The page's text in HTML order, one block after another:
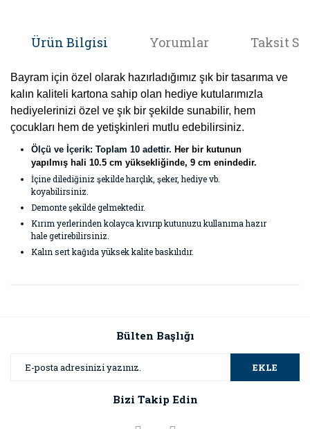
Ürün Bilgisi Yorumlar Taksit
Bayram için özel olarak hazırladığımız şık bir tasarıma ve
kalın kaliteli kartona sahip olan hediye kutularımızla
hediyelerinizi özel ve şık bir şekilde sunabilir, hem
çocukları hem de yetişkinleri mutlu edebilirsiniz.
Ölçü ve İçerik: Toplam 10 adettir. Her bir kutunun
yapılmış hali 10.5 cm yüksekliğinde, 9 cm enindedir.
İçine dilediğiniz şekilde harçlık, şeker, hediye vb.
koyabilirsiniz.
Demonte şekilde gelmektedir.
Kırım yerlerinden kolayca kıvırıp kutunuzu kullanıma hazır
hale getirebilirsiniz.
Kalın sert kağıda yüksek kalite baskılıdır.
Görüş ve önerileriniz için teşekkür ederiz.
Ürün resmi kalitesiz, bozuk veya görüntülenemiyor.
Ürün bilgilerinde hatalar bulunuyor.
Bülten Başlığı
EKLE
Bizi Takip Edin